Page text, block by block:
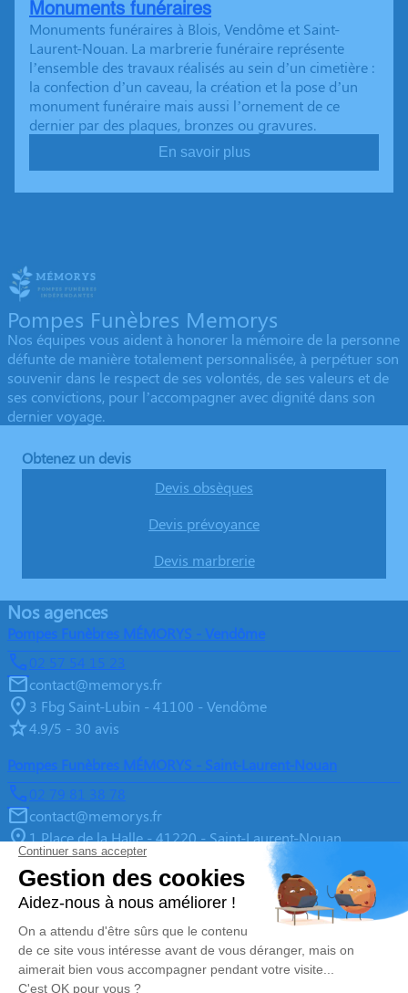
Monuments funéraires
Monuments funéraires à Blois, Vendôme et Saint-
Laurent-Nouan. La marbrerie funéraire représente
l’ensemble des travaux réalisés au sein d’un cimetière :
la confection d’un caveau, la création et la pose d’un
monument funéraire mais aussi l’ornement de ce
dernier par des plaques, bronzes ou gravures.
En savoir plus
Pompes Funèbres Memorys
Nos équipes vous aident à honorer la mémoire de la personne
défunte de manière totalement personnalisée, à perpétuer son
souvenir dans le respect de ses volontés, de ses valeurs et de
ses convictions, pour l’accompagner avec dignité dans son
dernier voyage.
Obtenez un devis
Devis obsèques
Devis prévoyance
Devis marbrerie
Nos agences
Pompes Funèbres MÉMORYS - Vendôme
02 57 54 15 23
contact@memorys.fr
3 Fbg Saint-Lubin - 41100 - Vendôme
4.9/5 - 30 avis
Pompes Funèbres MÉMORYS - Saint-Laurent-Nouan
02 79 81 38 78
contact@memorys.fr
1 Place de la Halle - 41220 - Saint-Laurent-Nouan
4.9/5 - 10 avis
Pompes Funèbres MEMORYS à Blois
02 55 02 46 67
contact@memorys.fr
3 Boulevard de l'Industrie - 41000 - Blois